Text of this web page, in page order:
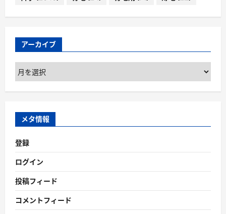
アーカイブ
ア
ー
カ
ブ
メタ情報
登録
ログイン
投稿フィード
コメントフィード